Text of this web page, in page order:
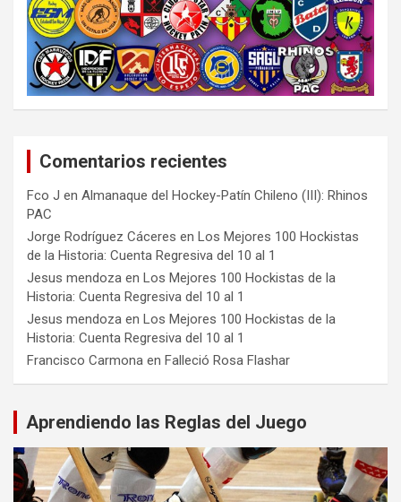
Comentarios recientes
Fco J en Almanaque del Hockey-Patín Chileno (III): Rhinos
PAC
Jorge Rodríguez Cáceres en Los Mejores 100 Hockistas
de la Historia: Cuenta Regresiva del 10 al 1
Jesus mendoza en Los Mejores 100 Hockistas de la
Historia: Cuenta Regresiva del 10 al 1
Jesus mendoza en Los Mejores 100 Hockistas de la
Historia: Cuenta Regresiva del 10 al 1
Francisco Carmona en Falleció Rosa Flashar
Aprendiendo las Reglas del Juego